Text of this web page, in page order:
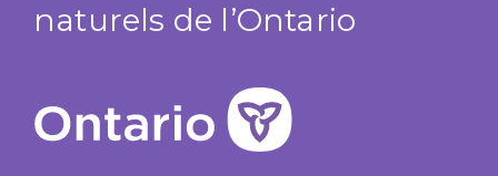
naturels de l’Ontario